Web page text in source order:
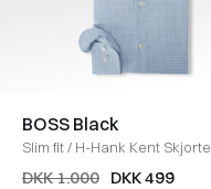
BOSS Black
Slim fit/ H-Hank Kent Skjorte
DKK 1.000 DKK 499